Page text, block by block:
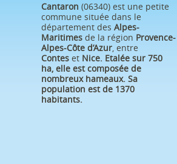
Cantaron (06340) est une petite
commune située dans le
département des Alpes-
Maritimes de la région Provence-
Alpes-Côte d’Azur, entre
Contes et Nice. Etalée sur 750
ha, elle est composée de
nombreux hameaux. Sa
population est de 1370
habitants.